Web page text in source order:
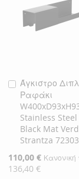
ΕΠΙΘΥΜΙΏΝ
Άγκιστρο
Ραφάκι
Stainless Steel
Black Mat
Strantza
Ειδική
Τιμή
110,00 € Κανονική
136,40 €
Προσθήκη
στο
Καλάθι